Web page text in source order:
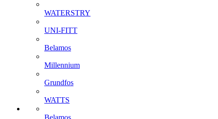
WATERSTRY
UNI-FITT
Belamos
Millennium
Grundfos
WATTS
Belamos